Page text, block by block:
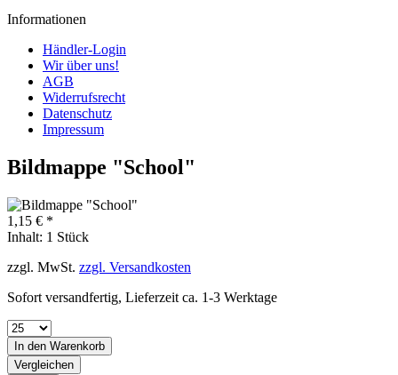
Informationen
Händler-Login
Wir über uns!
AGB
Widerrufsrecht
Datenschutz
Impressum
Bildmappe "School"
1,15 € *
Inhalt: 1 Stück
zzgl. MwSt. zzgl. Versandkosten
Sofort versandfertig, Lieferzeit ca. 1-3 Werktage
In den Warenkorb
Vergleichen